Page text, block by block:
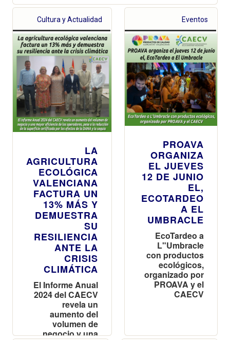
Cultura y Actualidad
LA
AGRICULTURA
ECOLÓGICA
VALENCIANA
FACTURA UN
13% MÁS Y
DEMUESTRA
SU
RESILIENCIA
ANTE LA
CRISIS
CLIMÁTICA
El Informe Anual
2024 del CAECV
revela un
aumento del
volumen de
negocio y una
Eventos
PROAVA
ORGANIZA
EL JUEVES
12 DE JUNIO
EL,
ECOTARDEO
A EL
UMBRACLE
EcoTardeo a
L"Umbracle
con productos
ecológicos,
organizado por
PROAVA y el
CAECV